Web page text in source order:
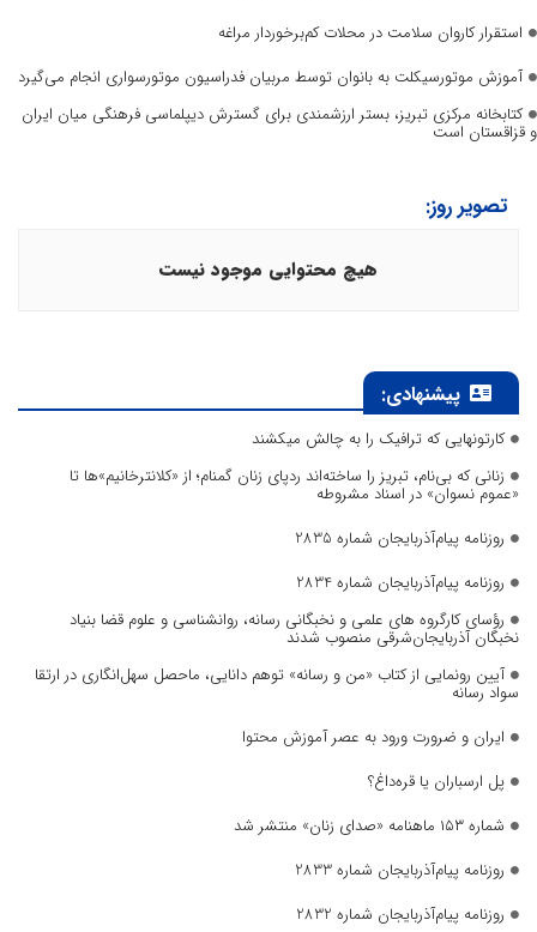
استقرار کاروان سلامت در محلات کم‌برخوردار مراغه
آموزش موتورسیکلت به بانوان توسط مربیان فدراسیون موتورسواری انجام می‌گیرد
کتابخانه مرکزی تبریز، بستر ارزشمندی برای گسترش دیپلماسی فرهنگی میان ایران
و قزاقستان است
تصویر روز:
هیچ محتوایی موجود نیست
پیشنهادی:
کارتونهایی که ترافیک را به چالش میکشند
زنانی که بی‌نام، تبریز را ساخته‌اند ردپای زنان گمنام؛ از «کلانترخانیم»ها تا
«عموم نسوان» در اسناد مشروطه
روزنامه پیام‌آذربایجان شماره 2835
روزنامه پیام‌آذربایجان شماره 2834
رؤسای کارگروه های علمی و نخبگانی رسانه، روانشناسی و علوم قضا بنیاد
نخبگان آذربایجان‌شرقی منصوب شدند
آیین رونمایی از کتاب «من و رسانه» توهم دانایی، ماحصل سهل‌انگاری در ارتقا
سواد رسانه
ایران و ضرورت ورود به عصر آموزش محتوا
پل ارسباران یا قره‌داغ؟
شماره ۱۵۳ ماهنامه «صدای زنان» منتشر شد
روزنامه پیام‌آذربایجان شماره 2833
روزنامه پیام‌آذربایجان شماره 2832